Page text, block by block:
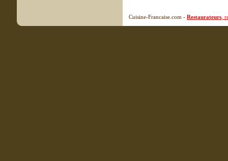
Cuisine-Francaise.com - Restaurateurs ,